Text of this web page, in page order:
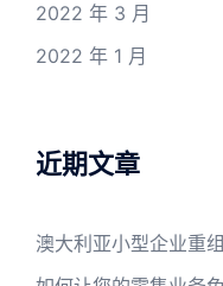
2022 年 3 月
2022 年 1 月
近期文章
澳大利亚小型企业重组